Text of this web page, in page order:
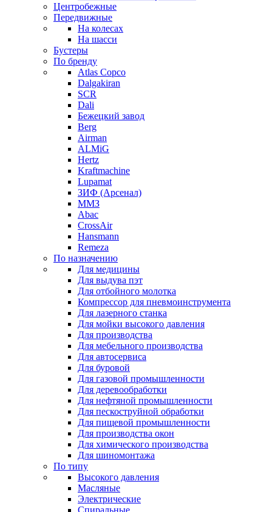
Центробежные
Передвижные
На колесах
На шасси
Бустеры
По бренду
Atlas Copco
Dalgakiran
SCR
Dali
Бежецкий завод
Berg
Airman
ALMiG
Hertz
Kraftmachine
Lupamat
ЗИФ (Арсенал)
ММЗ
Abac
CrossAir
Hansmann
Remeza
По назначению
Для медицины
Для выдува пэт
Для отбойного молотка
Компрессор для пневмоинструмента
Для лазерного станка
Для мойки высокого давления
Для производства
Для мебельного производства
Для автосервиса
Для буровой
Для газовой промышленности
Для деревообработки
Для нефтяной промышленности
Для пескоструйной обработки
Для пищевой промышленности
Для производства окон
Для химического производства
Для шиномонтажа
По типу
Высокого давления
Масляные
Электрические
Спиральные